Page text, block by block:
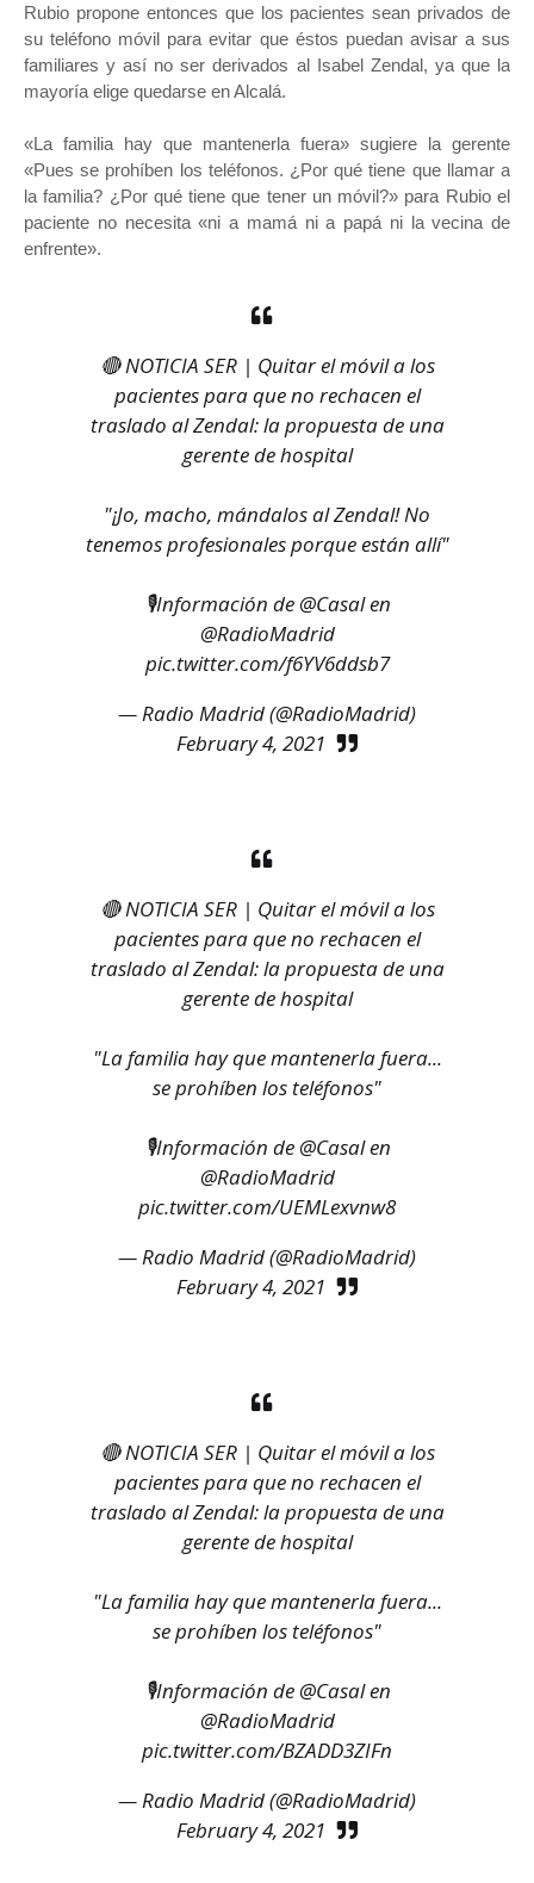
Rubio propone entonces que los pacientes sean privados de
su teléfono móvil para evitar que éstos puedan avisar a sus
familiares y así no ser derivados al Isabel Zendal, ya que la
mayoría elige quedarse en Alcalá.
«La familia hay que mantenerla fuera» sugiere la gerente
«Pues se prohíben los teléfonos. ¿Por qué tiene que llamar a
la familia? ¿Por qué tiene que tener un móvil?» para Rubio el
paciente no necesita «ni a mamá ni a papá ni la vecina de
enfrente».
🔴 NOTICIA SER | Quitar el móvil a los
pacientes para que no rechacen el
traslado al Zendal: la propuesta de una
gerente de hospital
"¡Jo, macho, mándalos al Zendal! No
tenemos profesionales porque están allí"
🎙Información de @Casalen
@RadioMadrid
pic.twitter.com/f6YV6ddsb7
— Radio Madrid (@RadioMadrid)
February 4, 2021
🔴 NOTICIA SER | Quitar el móvil a los
pacientes para que no rechacen el
traslado al Zendal: la propuesta de una
gerente de hospital
"La familia hay que mantenerla fuera...
se prohíben los teléfonos"
🎙Información de @Casalen
@RadioMadrid
pic.twitter.com/UEMLexvnw8
— Radio Madrid (@RadioMadrid)
February 4, 2021
🔴 NOTICIA SER | Quitar el móvil a los
pacientes para que no rechacen el
traslado al Zendal: la propuesta de una
gerente de hospital
"La familia hay que mantenerla fuera...
se prohíben los teléfonos"
🎙Información de @Casalen
@RadioMadrid
pic.twitter.com/BZADD3ZIFn
— Radio Madrid (@RadioMadrid)
February 4, 2021